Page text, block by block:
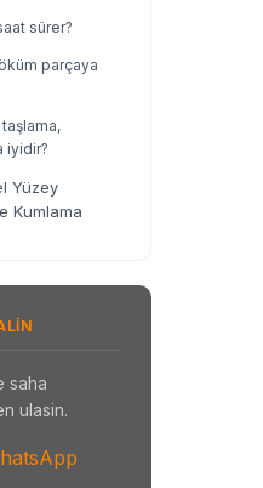
sürer?
parçaya
iyidir?
Yüzey
Kumlama
saha
ulasin.